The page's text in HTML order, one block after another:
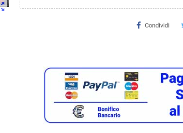
Condividi